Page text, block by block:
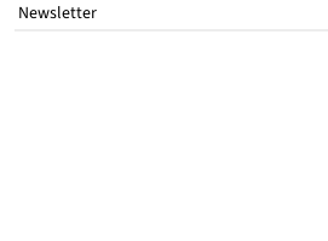
Newsletter